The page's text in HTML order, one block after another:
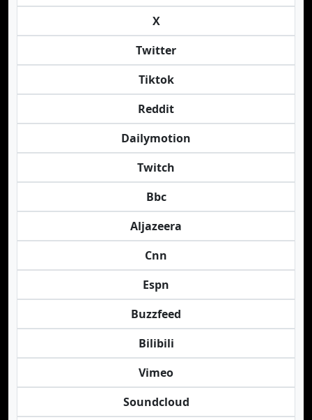
X
Twitter
Tiktok
Reddit
Dailymotion
Twitch
Bbc
Aljazeera
Cnn
Espn
Buzzfeed
Bilibili
Vimeo
Soundcloud